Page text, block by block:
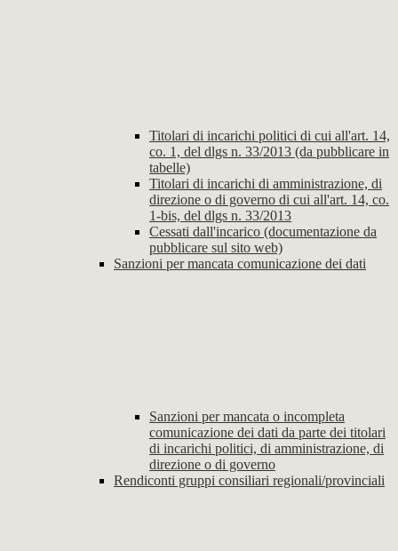
Titolari di incarichi politici di cui all'art. 14,
co. 1, del dlgs n. 33/2013 (da pubblicare in
tabelle)
Titolari di incarichi di amministrazione, di
direzione o di governo di cui all'art. 14, co.
1-bis, del dlgs n. 33/2013
Cessati dall'incarico (documentazione da
pubblicare sul sito web)
Sanzioni per mancata comunicazione dei dati
Sanzioni per mancata o incompleta
comunicazione dei dati da parte dei titolari
di incarichi politici, di amministrazione, di
direzione o di governo
Rendiconti gruppi consiliari regionali/provinciali